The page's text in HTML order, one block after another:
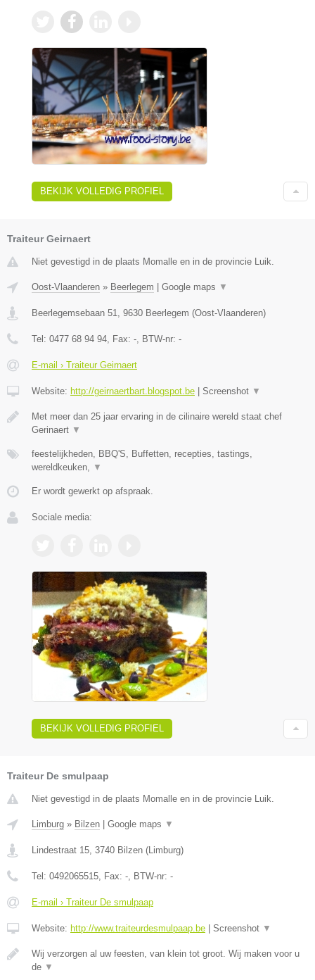
BEKIJK VOLLEDIG PROFIEL
Traiteur Geirnaert
Niet gevestigd in de plaats Momalle en in de provincie Luik.
Oost-Vlaanderen » Beerlegem | Google maps ▼
Beerlegemsebaan 51 9630 Beerlegem (Oost-Vlaanderen)
Tel: 0477 68 94 94 , Fax: - , BTW-nr: -
E-mail › Traiteur Geirnaert
Website: http://geirnaertbart.blogspot.be | Screenshot ▼
Met meer dan 25 jaar ervaring in de cilinaire wereld staat chef
Gerinaert ▼
feestelijkheden, BBQ'S, Buffetten, recepties, tastings,
wereldkeuken,
▼
Er wordt gewerkt op afspraak.
Sociale media:
BEKIJK VOLLEDIG PROFIEL
Traiteur De smulpaap
Niet gevestigd in de plaats Momalle en in de provincie Luik.
Limburg » Bilzen Google maps ▼
Lindestraat 15, 3740 Bilzen (Limburg)
Tel: 0492065515, Fax: -, BTW-nr: -
E-mail › Traiteur De smulpaap
Website: http://www.traiteurdesmulpaap.be Screenshot ▼
Wij verzorgen al uw feesten, van klein tot groot. Wij maken voor u
de ▼